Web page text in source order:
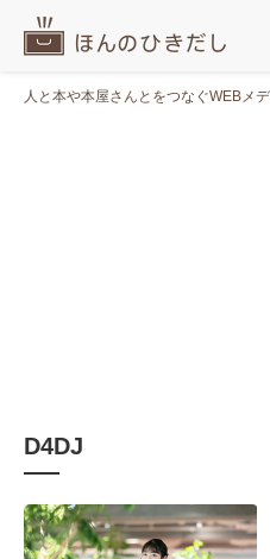
人と本や本屋さんとをつなぐWEBメ
D4DJ